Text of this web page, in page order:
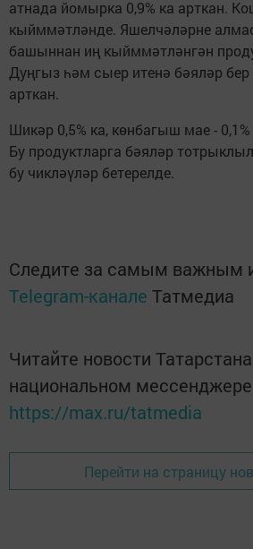
атнада йомырка 0,9% ка арткан.
кыйммәтләнде. Яшелчәләрне
башыннан иң кыйммәтләнгән
Дуңгыз һәм сыер итенә бәяләр бер
арткан.
Шикәр 0,5% ка, көнбагыш мае -
Бу продуктларга бәяләр
бу чикләүләр бетерелде.
Следите за самым важным
Telegram-канале Татмедиа
Читайте новости
национальном
https://max.ru/tatmedia
Перейти на страницу